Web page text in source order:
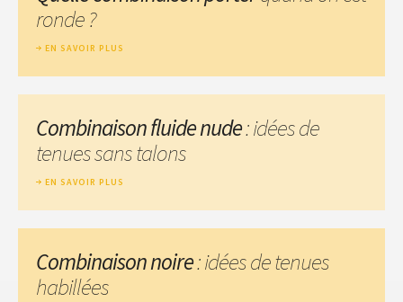
ronde ?
EN SAVOIR PLUS
Combinaison fluide nude: idées de
tenues sans talons
EN SAVOIR PLUS
Combinaison noire: idées de tenues
habillées